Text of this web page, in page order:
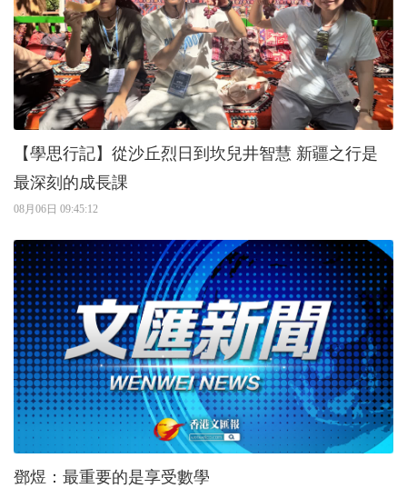
【學思行記】從沙丘烈日到坎兒井智慧 新疆之行是
最深刻的成長課
08月06日 09:45:12
鄧煜：最重要的是享受數學